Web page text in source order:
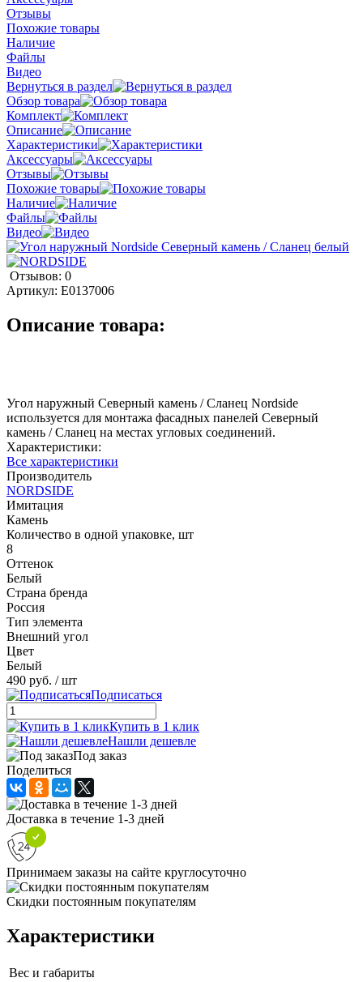
Отзывы
Похожие товары
Наличие
Файлы
Видео
Вернуться в раздел
Обзор товара
Комплект
Описание
Характеристики
Аксессуары
Отзывы
Похожие товары
Наличие
Файлы
Видео
Отзывов: 0
Артикул: E0137006
Описание товара:
Угол наружный Северный камень / Сланец Nordside
используется для монтажа фасадных панелей Северный
камень / Сланец на местах угловых соединений.
Характеристики:
Все характеристики
Производитель
NORDSIDE
Имитация
Камень
Количество в одной упаковке, шт
8
Оттенок
Белый
Страна бренда
Россия
Тип элемента
Внешний угол
Цвет
Белый
490 руб. / шт
Подписаться
Купить в 1 клик
Нашли дешевле
Под заказ
Поделиться
Доставка в течение 1-3 дней
Принимаем заказы на сайте круглосуточно
Скидки постоянным покупателям
Характеристики
Вес и габариты